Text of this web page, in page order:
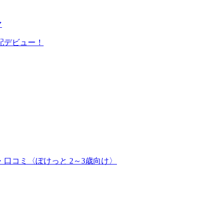
ビュー！
コミ〈ぽけっと 2～3歳向け〉